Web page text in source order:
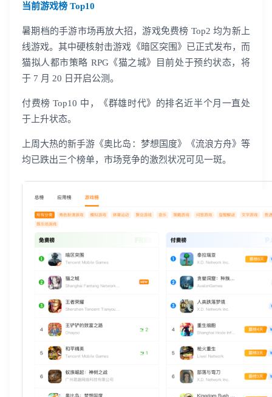
当前游戏榜 Top10
暑期档的手游市场再放大招，游戏免费榜 Top2 均为新上
线游戏。其中硬核射击游戏《暗区突围》已正式发布，而
猫拟人都市策略 RPG《猫之城》目前处于预约状态，将
于 7 月 20 日开启公测。
付费榜 Top10 中，《群雄时代》的排名近半个月一直处
于上升状态。
上周大热的新手游《奥比岛：梦想国度》《流浪方舟》等
均已跌出三个榜单，市场竞争的激烈状况可见一斑。